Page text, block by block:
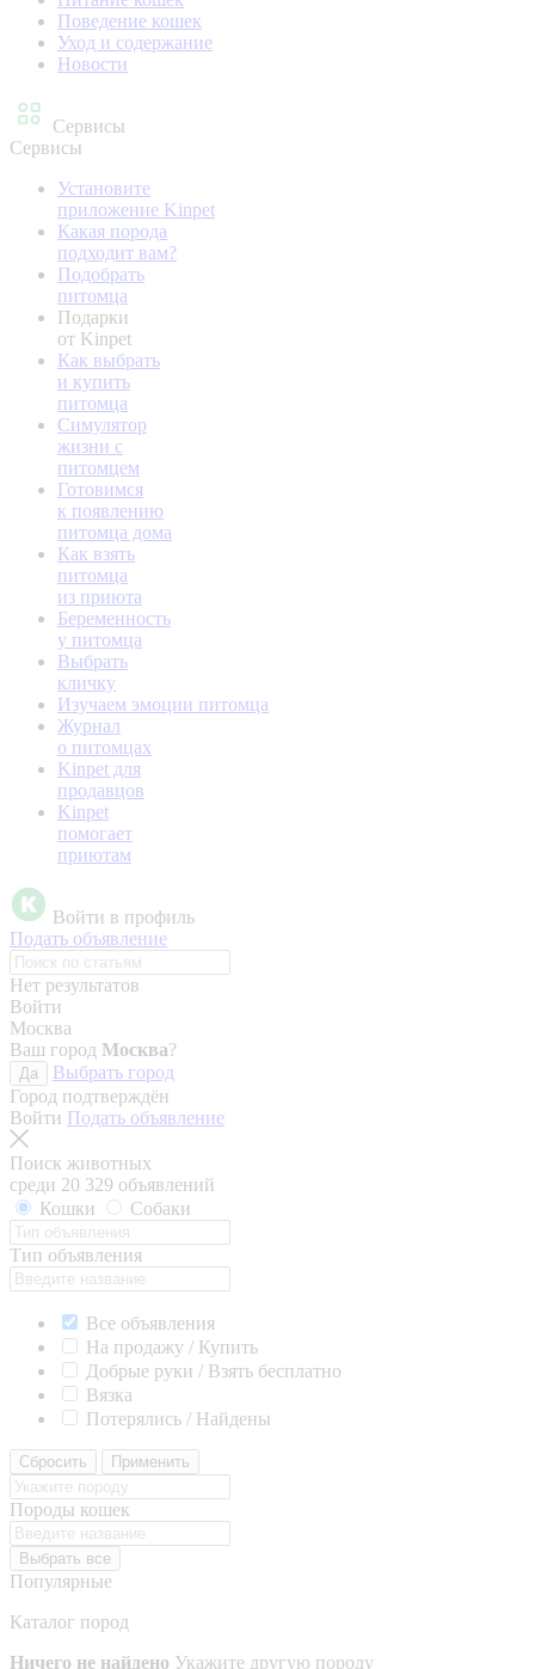
Поведение кошек
Уход и содержание
Новости
Сервисы
Сервисы
Установите
приложение Kinpet
Какая порода
подходит вам?
Подобрать
питомца
Подарки
от Kinpet
Как выбрать
и купить
питомца
Симулятор
жизни с
питомцем
Готовимся
к появлению
питомца дома
Как взять
питомца
из приюта
Беременность
у питомца
Выбрать
кличку
Изучаем эмоции питомца
Журнал
о питомцах
Kinpet для
продавцов
Kinpet
помогает
приютам
Войти в профиль
Подать объявление
Нет результатов
Войти
Москва
Ваш город Москва?
Да
Выбрать город
Город подтверждён
Войти Подать объявление
Поиск животных
среди 20 329 объявлений
Кошки
Собаки
Тип объявления
Все объявления
На продажу / Купить
Добрые руки / Взять бесплатно
Вязка
Потерялись / Найдены
Сбросить Применить
Породы кошек
Выбрать все
Популярные
Каталог пород
Ничего не найдено Укажите другую породу